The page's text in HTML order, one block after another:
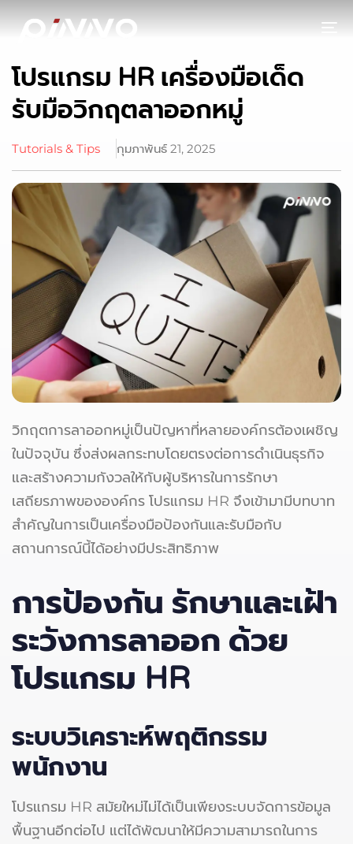
โปรแกรม HR เครื่องมือเด็ด
รับมือวิกฤตลาออกหมู่
Tutorials & Tips กุมภาพันธ์ 21, 2025
วิกฤตการลาออกหมู่เป็นปัญหาที่หลายองค์กรต้องเผชิญ
ในปัจจุบัน ซึ่งส่งผลกระทบโดยตรงต่อการดำเนินธุรกิจ
และสร้างความกังวลให้กับผู้บริหารในการรักษา
เสถียรภาพขององค์กร โปรแกรม HR จึงเข้ามามีบทบาท
สำคัญในการเป็นเครื่องมือป้องกันและรับมือกับ
สถานการณ์นี้ได้อย่างมีประสิทธิภาพ
การป้องกัน รักษาและเฝ้า
ระวังการลาออก ด้วย
โปรแกรม HR
ระบบวิเคราะห์พฤติกรรม
พนักงาน
โปรแกรม HR สมัยใหม่ไม่ได้เป็นเพียงระบบจัดการข้อมูล
พื้นฐานอีกต่อไป แต่ได้พัฒนาให้มีความสามารถในการ